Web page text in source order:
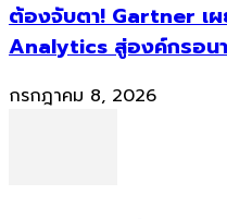
ต้องจับตา! Gartner เ
Analytics สู่องค์กรอน
กรกฎาคม 8, 2026